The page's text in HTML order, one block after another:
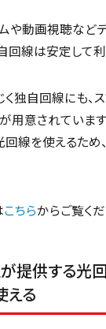
や動画視聴など
回線は安定して
く独自回線にも、
用意されていま
線を使えるため
こちらからご覧くだ
提供する光
える